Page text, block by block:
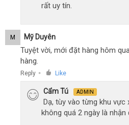
rất uy tín.
M Mỹ Duyên
Tuyệt vời, mới đặt hàng hôm
hàng.
Reply ● Like
Cẩm Tú ADMIN
Dạ, tùy vào từng khu vực
không quá 2 ngày là